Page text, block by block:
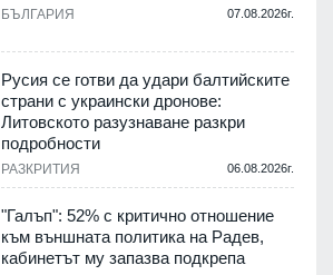
БЪЛГАРИЯ 07.08.2026г.
Русия се готви да удари балтийските
страни с украински дронове:
Литовското разузнаване разкри
подробности
РАЗКРИТИЯ 06.08.2026г.
"Галъп": 52% с критично отношение
към външната политика на Радев,
кабинетът му запазва подкрепа